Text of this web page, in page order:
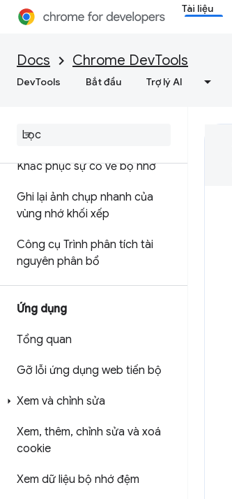
Tài liệu
Docs Chrome DevTools
DevTools Bắt đầu Trợ lý AI
Tối ưu hoá tốc độ web
Thuật ngữ bộ nhớ
Khắc phục sự cố về bộ nhớ
Ghi lại ảnh chụp nhanh của
vùng nhớ khối xếp
Công cụ Trình phân tích tài
nguyên phân bổ
Ứng dụng
Tổng quan
Gỡ lỗi ứng dụng web tiến bộ
Xem và chỉnh sửa
Xem, thêm, chỉnh sửa và xoá
cookie
Xem dữ liệu bộ nhớ đệm